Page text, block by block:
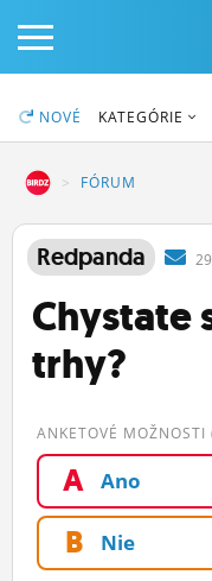
PRIHLÁS SA
ČINŽIAK
FÓRUM
BLOGY
OBRÁZKY
ĽUDIA
NOVÉ KATEGÓRIE
FÓRUM
Redpanda
Chystate
trhy?
ANKETOVÉ
A Ano
B Nie